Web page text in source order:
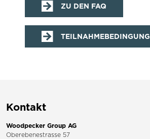
ZU DEN FAQ
Kontakt
Woodpecker Group AG
Oberebenestrasse 57